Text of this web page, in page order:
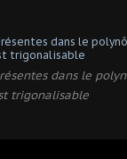
dans le
trigonalisable